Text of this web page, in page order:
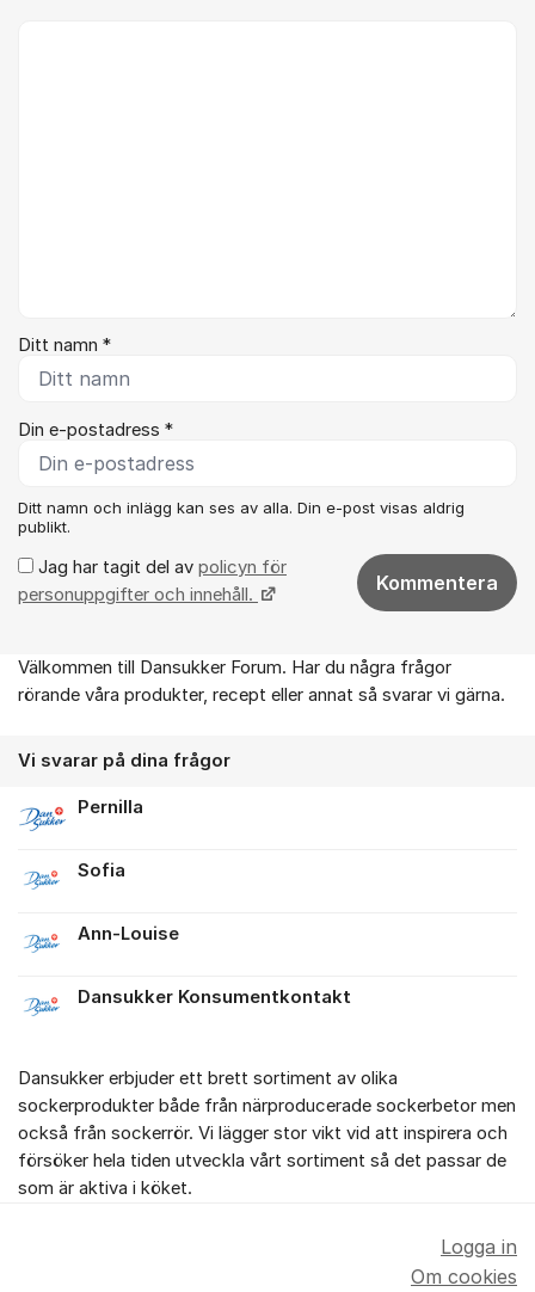
Ditt namn *
Din e-postadress *
Ditt namn och inlägg kan ses av alla. Din e-post visas aldrig
publikt.
Jag har tagit del av policyn för
personuppgifter och innehåll.
Kommentera
Om forumet
Välkommen till Dansukker Forum. Har du några frågor
rörande våra produkter, recept eller annat så svarar vi gärna.
Vi svarar på dina frågor
Pernilla
Sofia
Ann-Louise
Dansukker Konsumentkontakt
Dansukker erbjuder ett brett sortiment av olika
sockerprodukter både från närproducerade sockerbetor men
också från sockerrör. Vi lägger stor vikt vid att inspirera och
försöker hela tiden utveckla vårt sortiment så det passar de
som är aktiva i köket.
Logga in
Om cookies